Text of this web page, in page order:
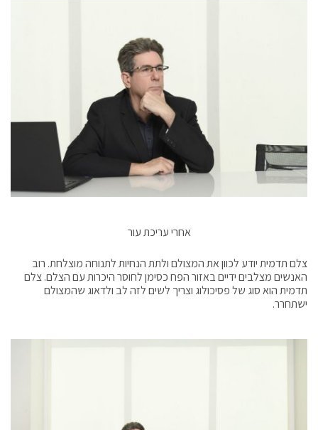
אחרי עריכת עור
צלם תדמית יודע לכוון את המצולם ולתת הנחיות לתנוחה מוצלחת. רוב
האנשים מצלבים ידיים באזור הפח כסימן לחוסר היכרות עם הצלם. צלם
תדמית הוא סוג של פסיכולוג וצריך לשים לזה לב ולדאוג שהמצולם
ישתחרר.